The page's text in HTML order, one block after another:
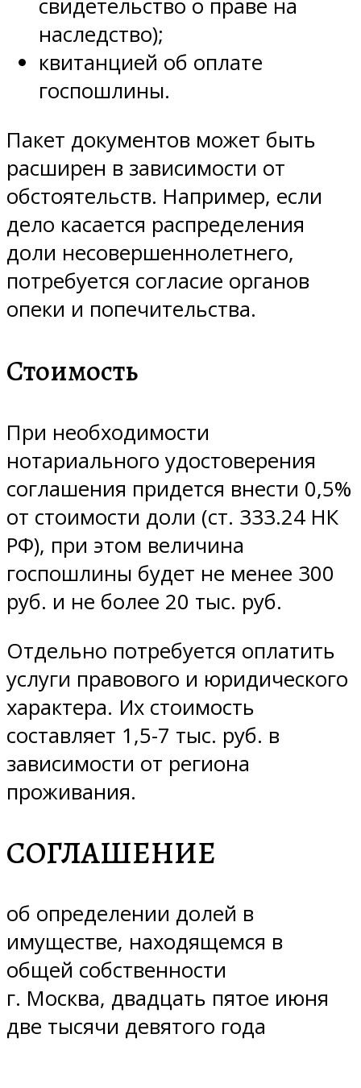
свидетельство о праве на
наследство);
квитанцией об оплате
госпошлины.
Пакет документов может быть
расширен в зависимости от
обстоятельств. Например, если
дело касается распределения
доли несовершеннолетнего,
потребуется согласие органов
опеки и попечительства.
Стоимость
При необходимости
нотариального удостоверения
соглашения придется внести 0,5%
от стоимости доли (ст. 333.24 НК
РФ), при этом величина
госпошлины будет не менее 300
руб. и не более 20 тыс. руб.
Отдельно потребуется оплатить
услуги правового и юридического
характера. Их стоимость
составляет 1,5-7 тыс. руб. в
зависимости от региона
проживания.
СОГЛАШЕНИЕ
об определении долей в
имуществе, находящемся в
общей собственности
г. Москва, двадцать пятое июня
две тысячи девятого года